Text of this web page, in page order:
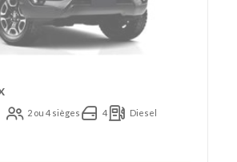
2 ou 4 sièges 4
Diesel